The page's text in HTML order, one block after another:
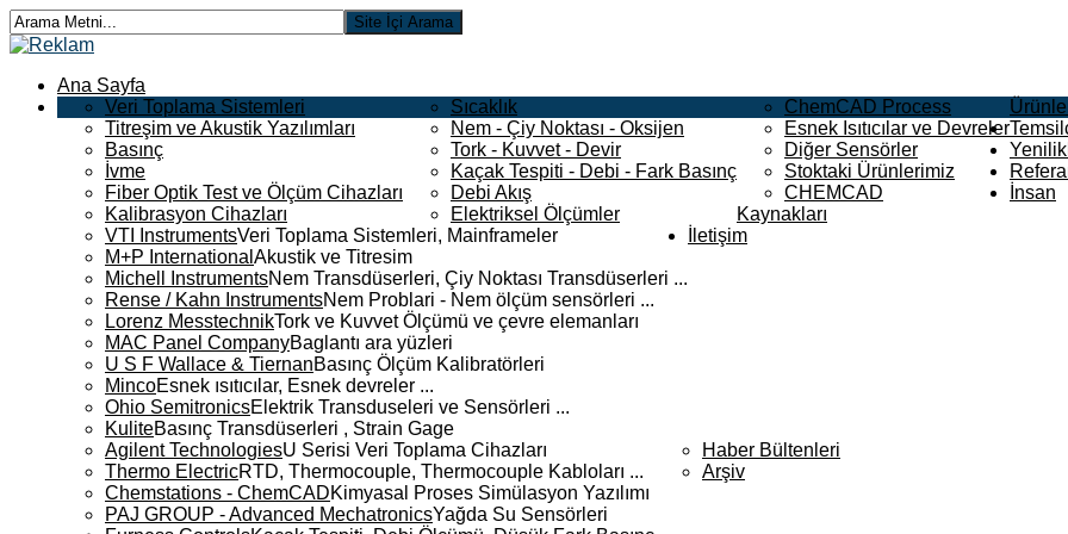
Ana Sayfa
Veri Toplama Sistemleri
Titreşim ve Akustik Yazılımları
Basınç
İvme
Fiber Optik Test ve Ölçüm Cihazları
Kalibrasyon Cihazları
Sıcaklık
Nem - Çiy Noktası - Oksijen
Tork - Kuvvet - Devir
Kaçak Tespiti - Debi - Fark Basınç
Debi Akış
Elektriksel Ölçümler
ChemCAD Process
Esnek Isıtıcılar ve Devreler
Diğer Sensörler
Stoktaki Ürünlerimiz
CHEMCAD
VTI InstrumentsVeri Toplama Sistemleri, Mainframeler
M+P International Akustik ve Titresim
Michell InstrumentsNem Transdüserleri, Çiy Noktası Transdüserleri ...
Rense / Kahn InstrumentsNem Problari - Nem ölçüm sensörleri ...
Lorenz MesstechnikTork ve Kuvvet Ölçümü ve çevre elemanları
MAC Panel CompanyBaglantı ara yüzleri
U S F Wallace & TiernanBasınç Ölçüm Kalibratörleri
MincoEsnek ısıtıcılar, Esnek devreler ...
Ohio SemitronicsElektrik Transduseleri ve Sensörleri ...
KuliteBasınç Transdüserleri , Strain Gage
Agilent TechnologiesU Serisi Veri Toplama Cihazları
Thermo ElectricRTD, Thermocouple, Thermocouple Kabloları ...
Chemstations - ChemCADKimyasal Proses Simülasyon Yazılımı
PAJ GROUP - Advanced MechatronicsYağda Su Sensörleri
Haber Bültenleri
Arşiv
İnsan
Kaynakları
İletişim